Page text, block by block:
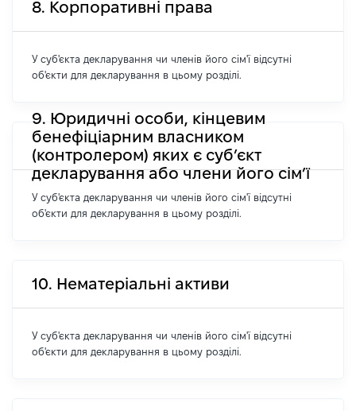
8. Корпоративні права
У суб'єкта декларування чи членів його сім'ї відсутні
об'єкти для декларування в цьому розділі.
9. Юридичні особи, кінцевим
бенефіціарним власником
(контролером) яких є суб’єкт
декларування або члени його сім’ї
У суб'єкта декларування чи членів його сім'ї відсутні
об'єкти для декларування в цьому розділі.
10. Нематеріальні активи
У суб'єкта декларування чи членів його сім'ї відсутні
об'єкти для декларування в цьому розділі.